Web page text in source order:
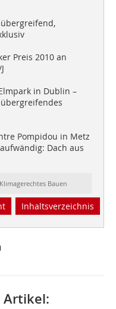
Preis 2010 an
in Dublin –
Pompidou in Metz
Dach aus
Bauen
Inhaltsverzeichnis
Artikel: